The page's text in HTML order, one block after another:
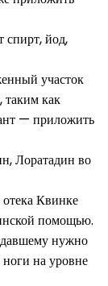
спирт, йод,
участок
таким как
— приложить
Лоратадин во
Квинке
помощью.
нужно
на уровне